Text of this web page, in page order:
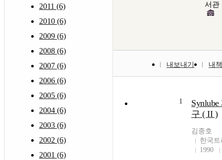
2011 (6)
2010 (6)
2009 (6)
2008 (6)
2007 (6)
2006 (6)
2005 (6)
2004 (6)
2003 (6)
2002 (6)
2001 (6)
서관
내보내기 내
1
구 ( II )
김종호
한국
1990